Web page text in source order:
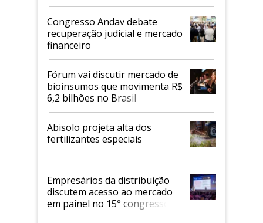
Congresso Andav debate
recuperação judicial e mercado
financeiro
Fórum vai discutir mercado de
bioinsumos que movimenta R$
6,2 bilhões no Brasil
Abisolo projeta alta dos
fertilizantes especiais
Empresários da distribuição
discutem acesso ao mercado
em painel no 15° congresso
Andav